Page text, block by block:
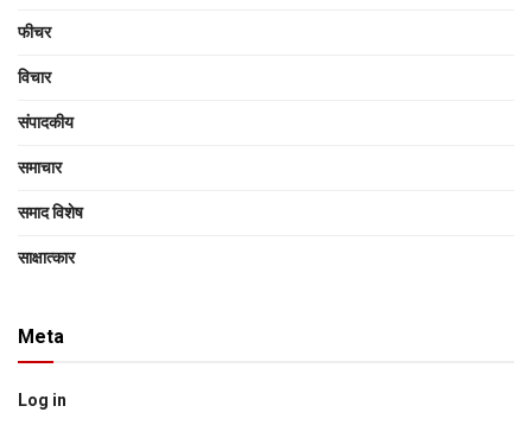
फीचर
विचार
संपादकीय
समाचार
समाद विशेष
साक्षात्‍कार
Meta
Log in